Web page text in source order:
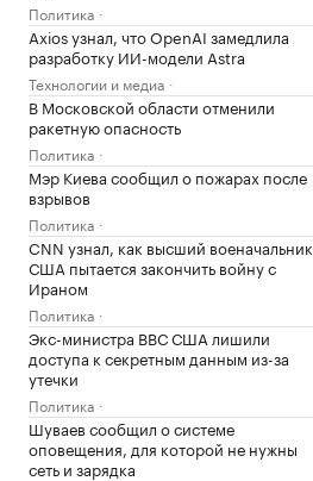
Политика
Axios узнал, что OpenAI замедлила
разработку ИИ-модели Astra
Технологии и медиа
В Московской области отменили
ракетную опасность
Политика
Мэр Киева сообщил о пожарах после
взрывов
Политика
CNN узнал, как высший военачальник
США пытается закончить войну с
Ираном
Политика
Экс-министра ВВС США лишили
доступа к секретным данным из-за
утечки
Политика
Шуваев сообщил о системе
оповещения, для которой не нужны
сеть и зарядка